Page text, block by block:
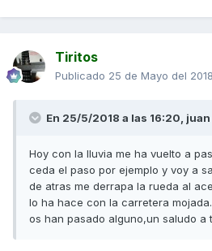
Tiritos
Publicado 25 de Mayo del 2018
En 25/5/2018 a las 16:20,
Hoy con la lluvia me ha vuelto a
ceda el paso por ejemplo y voy a
de atras me derrapa la rueda al
lo ha hace con la carretera
os han pasado alguno,un saludo a